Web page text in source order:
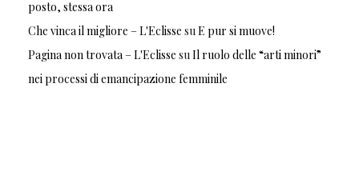
posto, stessa ora
Che vinca il migliore – L'Eclisse suE pur si muove!
Pagina non trovata – L'Eclisse suIl ruolo delle “arti minori”
nei processi di emancipazione femminile